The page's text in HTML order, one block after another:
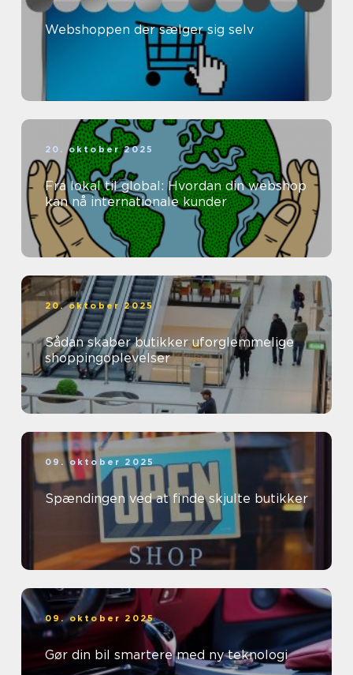
Webshoppen der sælger sig selv
20. oktober 2025
Fra lokal til global: Hvordan din webshop
kan nå internationale kunder
20. oktober 2025
Sådan skaber butikker uforglemmelige
shoppingoplevelser
09. oktober 2025
Spændingen ved at finde skjulte butikker
09. oktober 2025
Gør din bil smartere med ny teknologi